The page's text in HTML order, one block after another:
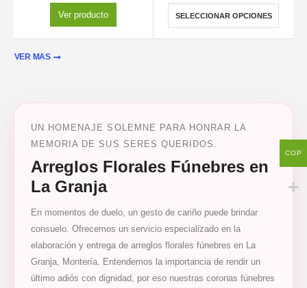
Ver producto SELECCIONAR OPCIONES
VER MAS
UN HOMENAJE SOLEMNE PARA HONRAR LA
MEMORIA DE SUS SERES QUERIDOS.
Arreglos Florales Fúnebres en
La Granja
En momentos de duelo, un gesto de cariño puede brindar
consuelo. Ofrecemos un servicio especializado en la
elaboración y entrega de arreglos florales fúnebres en La
Granja, Montería. Entendemos la importancia de rendir un
último adiós con dignidad, por eso nuestras coronas fúnebres
COP